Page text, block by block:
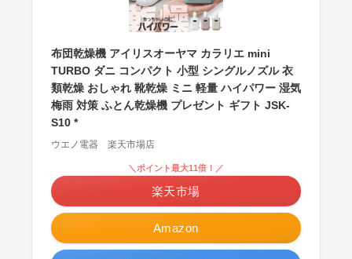
布団乾燥機 アイリスオーヤマ カラリエ mini
TURBO ダニ コンパクト 小型 シングルノズル 衣
類乾燥 おしゃれ 靴乾燥 ミニ 軽量 ハイパワー 湿気
梅雨 対策 ふとん乾燥機 プレゼント ギフト JSK-
S10 *
ウエノ電器 楽天市場店
Amazon
＼ポイント最大11倍！／
楽天市場